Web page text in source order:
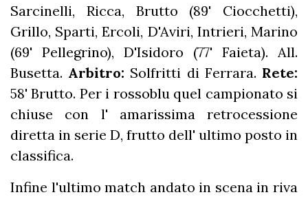
Sarcinelli, Ricca, Brutto (89' Ciocchetti),
Grillo, Sparti, Ercoli, D'Aviri, Intrieri, Marino
(69' Pellegrino), D'Isidoro (77' Faieta). All.
Busetta. Arbitro: Solfritti di Ferrara. Rete:
58' Brutto. Per i rossoblu quel campionato si
chiuse con l' amarissima retrocessione
diretta in serie D, frutto dell' ultimo posto in
classifica.
Infine l'ultimo match andato in scena in riva